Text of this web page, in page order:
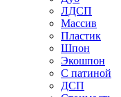
ЛДСП
Массив
Пластик
Шпон
Экошпон
С патиной
ДСП